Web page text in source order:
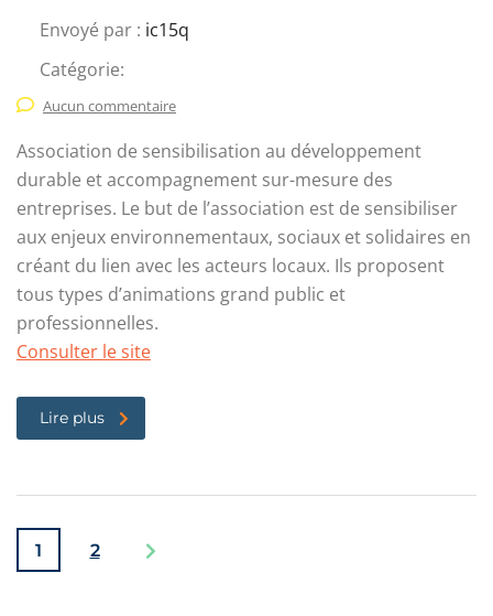
Envoyé par : ic15q
Catégorie:
Aucun commentaire
Association de sensibilisation au développement
durable et accompagnement sur-mesure des
entreprises. Le but de l’association est de sensibiliser
aux enjeux environnementaux, sociaux et solidaires en
créant du lien avec les acteurs locaux. Ils proposent
tous types d’animations grand public et
professionnelles.
Consulter le site
Lire plus
1 2